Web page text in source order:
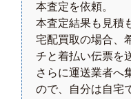
本査定を依頼。
本査定結果も見積
宅配買取の場合、
チと着払い伝票を
さらに運送業者へ
ので、自分は自宅